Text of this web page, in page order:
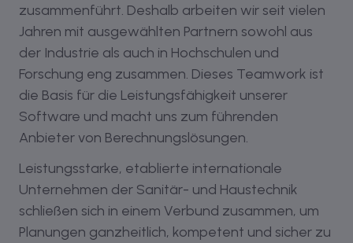
zusammenführt. Deshalb arbeiten wir seit vielen
Jahren mit ausgewählten Partnern sowohl aus
der Industrie als auch in Hochschulen und
Forschung eng zusammen. Dieses Teamwork ist
die Basis für die Leistungsfähigkeit unserer
Software und macht uns zum führenden
Anbieter von Berechnungslösungen.
Leistungsstarke, etablierte internationale
Unternehmen der Sanitär- und Haustechnik
schließen sich in einem Verbund zusammen, um
Planungen ganzheitlich, kompetent und sicher zu